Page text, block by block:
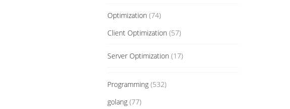
Optimization (74)
Client Optimization (57)
Server Optimization (17)
Programming(532)
golang(77)